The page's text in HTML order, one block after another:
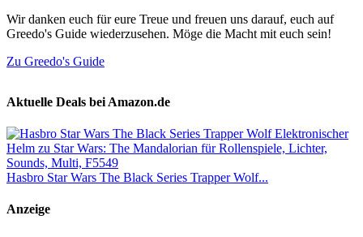
Wir danken euch für eure Treue und freuen uns darauf, euch auf
Greedo's Guide wiederzusehen. Möge die Macht mit euch sein!
Zu Greedo's Guide
Aktuelle Deals bei Amazon.de
Hasbro Star Wars The Black Series Trapper Wolf...
Anzeige